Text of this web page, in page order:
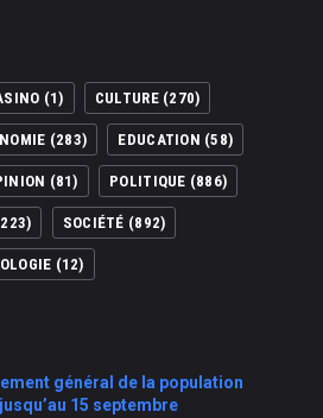
(1) CULTURE(270)
(283) EDUCATION (58)
(81) POLITIQUE (886)
SOCIÉTÉ (892)
(12)
général de la population
15 septembre